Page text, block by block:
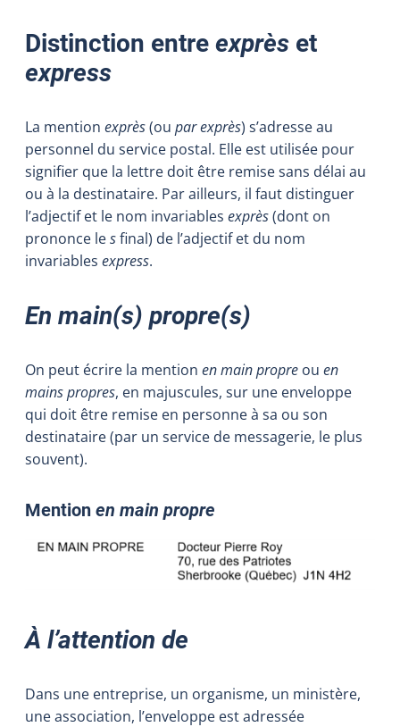
Distinction entre exprès et
express
La mention exprès(ou par exprès) s’adresse au
personnel du service postal. Elle est utilisée pour
signifier que la lettre doit être remise sans délai au
ou à la destinataire. Par ailleurs, il faut distinguer
l’adjectif et le nom invariables exprès(dont on
prononce lesfinal) de l’adjectif et du nom
invariables express.
En main(s) propre(s)
On peut écrire la mention en main propre ou en
mains propres, en majuscules, sur une enveloppe
qui doit être remise en personne à sa ou son
destinataire (par un service de messagerie, le plus
souvent).
Mention en main propre
À l’attention de
Dans une entreprise, un organisme, un ministère,
une association, l’enveloppe est adressée